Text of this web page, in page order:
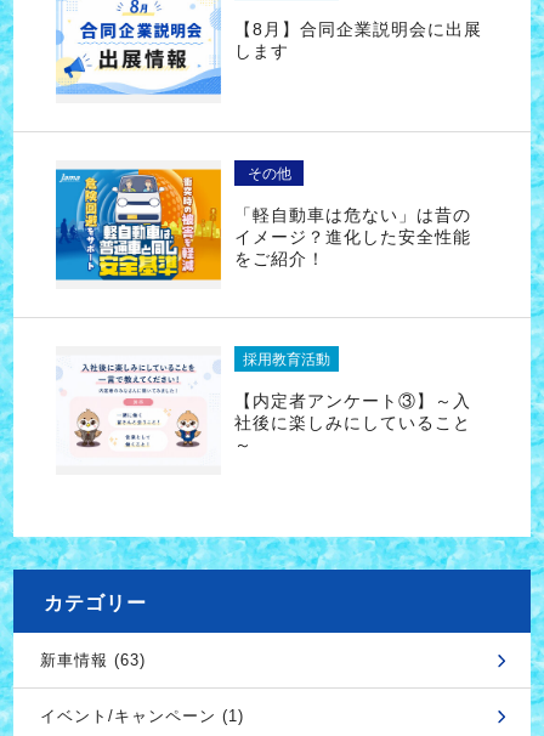
【8月】合同企業説明会に出展
します
その他
「軽自動車は危ない」は昔の
イメージ？進化した安全性能
をご紹介！
採用教育活動
【内定者アンケート③】～入
社後に楽しみにしていること
～
カテゴリー
新車情報 (63)
イベント/キャンペーン (1)